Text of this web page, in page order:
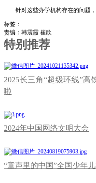
针对这些办学机构存在的问题，
标签：
责编：韩震霞 崔欣
特别推荐
2025长三角“超级环线”高
啦
2024年中国网络文明大会
“童声里的中国”全国少年